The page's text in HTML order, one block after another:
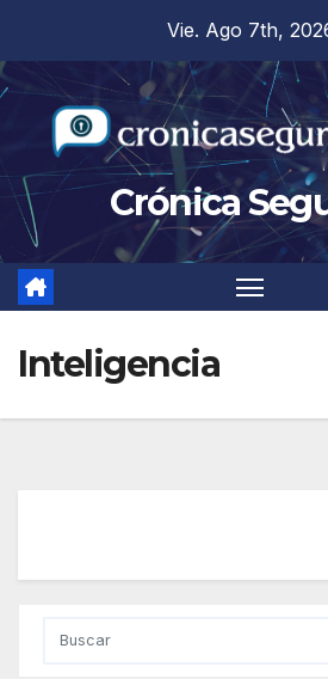
Vie. Ago 7th,
Crónica
Inteligencia